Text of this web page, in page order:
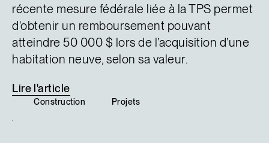
récente mesure fédérale liée à la TPS permet
d’obtenir un remboursement pouvant
atteindre 50 000 $ lors de l’acquisition d’une
habitation neuve, selon sa valeur.
Lire l'article
Construction Projets